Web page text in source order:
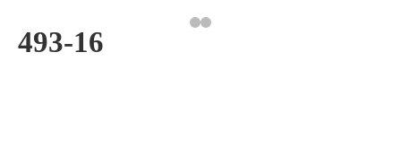
493-16